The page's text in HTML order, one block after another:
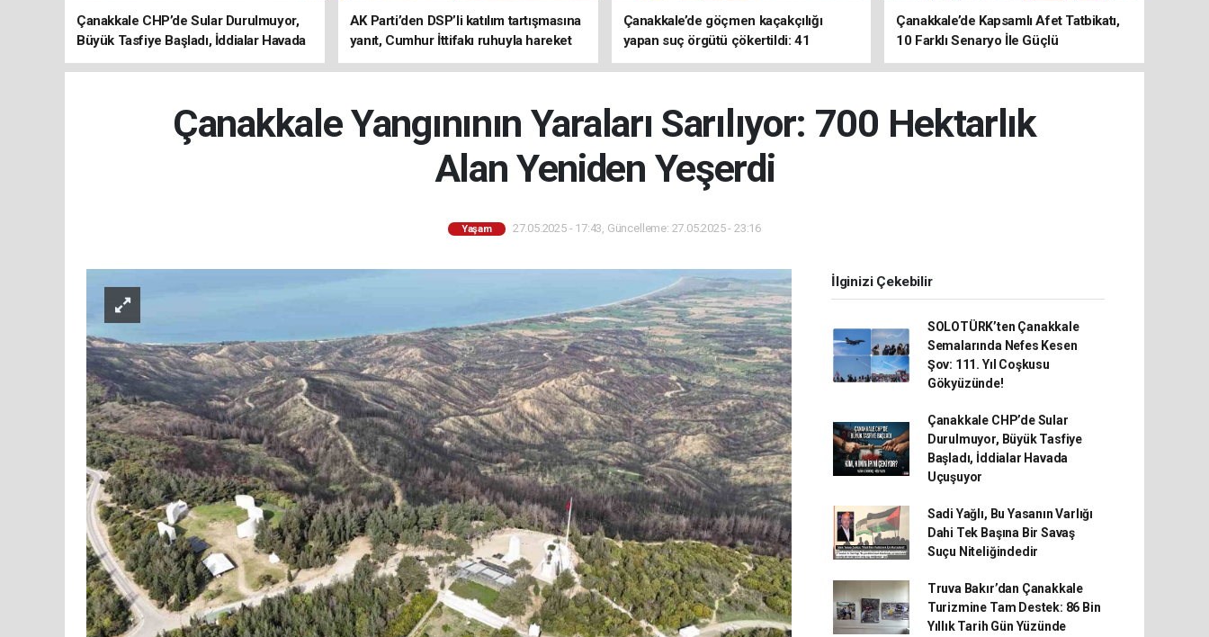
Çanakkale CHP’de Sular Durulmuyor,
Büyük Tasfiye Başladı, İddialar Havada
Uçuşuyor
AK Parti’den DSP’li katılım tartışmasına
yanıt, Cumhur İttifakı ruhuyla hareket
ediyoruz
Çanakkale’de göçmen kaçakçılığı
yapan suç örgütü çökertildi: 41
tutuklama
Çanakkale’de Kapsamlı Afet Tatbikatı,
10 Farklı Senaryo İle Güçlü
Koordinasyon
Çanakkale Yangınının Yaraları Sarılıyor: 700 Hektarlık
Alan Yeniden Yeşerdi
Yaşam 27.05.2025 - 17:43, Güncelleme: 27.05.2025 - 23:16
İlginizi Çekebilir
SOLOTÜRK’ten Çanakkale
Semalarında Nefes Kesen
Şov: 111. Yıl Coşkusu
Gökyüzünde!
Çanakkale CHP’de Sular
Durulmuyor, Büyük Tasfiye
Başladı, İddialar Havada
Uçuşuyor
Sadi Yağlı, Bu Yasanın Varlığı
Dahi Tek Başına Bir Savaş
Suçu Niteliğindedir
Truva Bakır’dan Çanakkale
Turizmine Tam Destek: 86 Bin
Yıllık Tarih Gün Yüzünde